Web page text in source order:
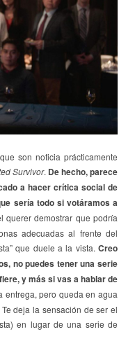
son noticia prácticamente
Survivor. De hecho, parece
a hacer crítica social de
sería todo si votáramos a
querer demostrar que podría
adecuadas al frente del
que duele a la vista. Creo
no puedes tener una serie
y más si vas a hablar de
entrega, pero queda en agua
deja la sensación de ser el
en lugar de una serie de